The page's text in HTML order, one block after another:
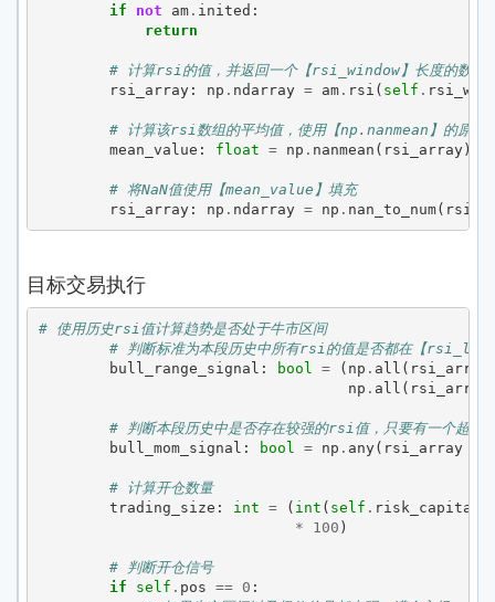
if
not am. inited :
return
# 计算rsi的值，并返回一个【rsi_window】长度的数组
rsi_array: np . ndarray = am. rsi ( self .
# 计算该rsi数组的平均值，使用【np.nanmean】的原因
mean_value : float = np . nanmean ( rsi_array)
# 将NaN值使用【mean_value】填充
rsi_array: np . ndarray = np . nan_to_num(
目标交易执行
# 使用历史rsi值计算趋势是否处于牛市区间
# 判断标准为本段历史中所有rsi的值是否都在【
bull_range_signal : bool = ( np . all ( rsi_array
np . all ( rsi_array
# 判断本段历史中是否存在较强的rsi值，只要有一个超
bull_mom_signal : bool = np . any( rsi_array
# 计算开仓数量
trading_size : int = ( int ( self . risk_capital
*
100 )
# 判断开仓信号
if
self . pos == 0 :